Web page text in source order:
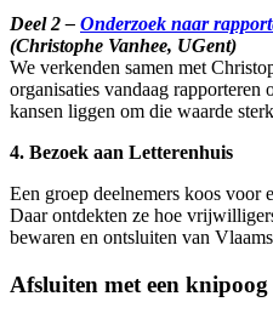
Deel 2 – Onderzoek naar
(Christophe Vanhee, UGent)
We verkenden samen met
organisaties vandaag
kansen liggen om die waarde
4. Bezoek aan Letterenhuis
Een groep deelnemers koos voor
Daar ontdekten ze hoe
bewaren en ontsluiten van
Afsluiten met een